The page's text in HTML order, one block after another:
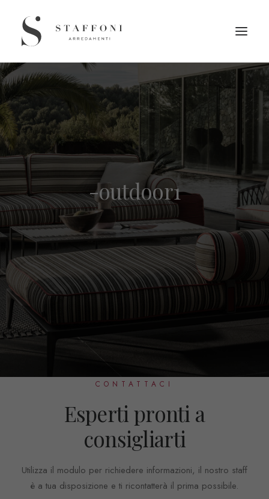
-outdoor1
CONTATTACI
Esperti pronti a
consigliarti
Utilizza il modulo per richiedere informazioni, il nostro staff
è a tua disposizione e ti ricontatterà il prima possibile.